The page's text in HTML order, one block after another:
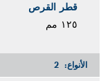
قطر القرص
١٢٥ مم
الأنواع: 2